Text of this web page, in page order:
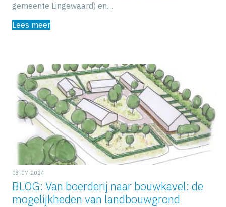
gemeente Lingewaard) en…
Lees meer
03-07-2024
BLOG: Van boerderij naar bouwkavel: de
mogelijkheden van landbouwgrond